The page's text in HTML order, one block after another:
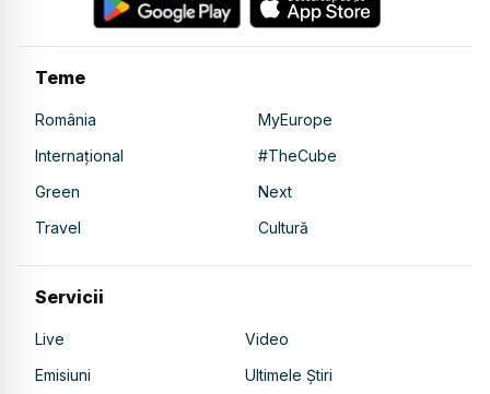
Teme
România
MyEurope
Internațional
#TheCube
Green
Next
Travel
Cultură
Servicii
Live
Video
Emisiuni
Ultimele Știri